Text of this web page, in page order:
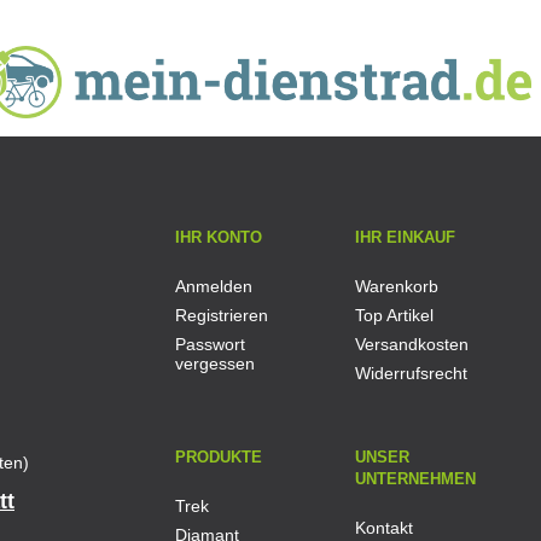
IHR KONTO
Anmelden
Registrieren
Passwort
vergessen
IHR EINKAUF
Warenkorb
Top Artikel
Versandkosten
Widerrufsrecht
PRODUKTE
Trek
Diamant
UNSER
UNTERNEHMEN
Kontakt